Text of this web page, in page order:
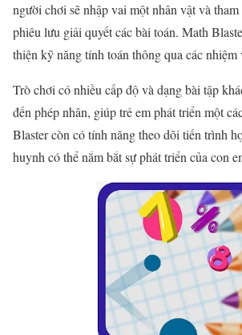
người chơi sẽ nhập vai một nhân vật và
phiêu lưu giải quyết các bài toán. Math
thiện kỹ năng tính toán thông qua các
Trò chơi có nhiều cấp độ và dạng bài tập
đến phép nhân, giúp trẻ em phát triển một
Blaster còn có tính năng theo dõi tiến trình
huynh có thể nắm bắt sự phát triển của con